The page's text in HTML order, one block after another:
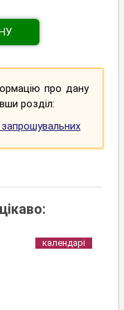
про дану
розділ:
запрошувальних
календарі